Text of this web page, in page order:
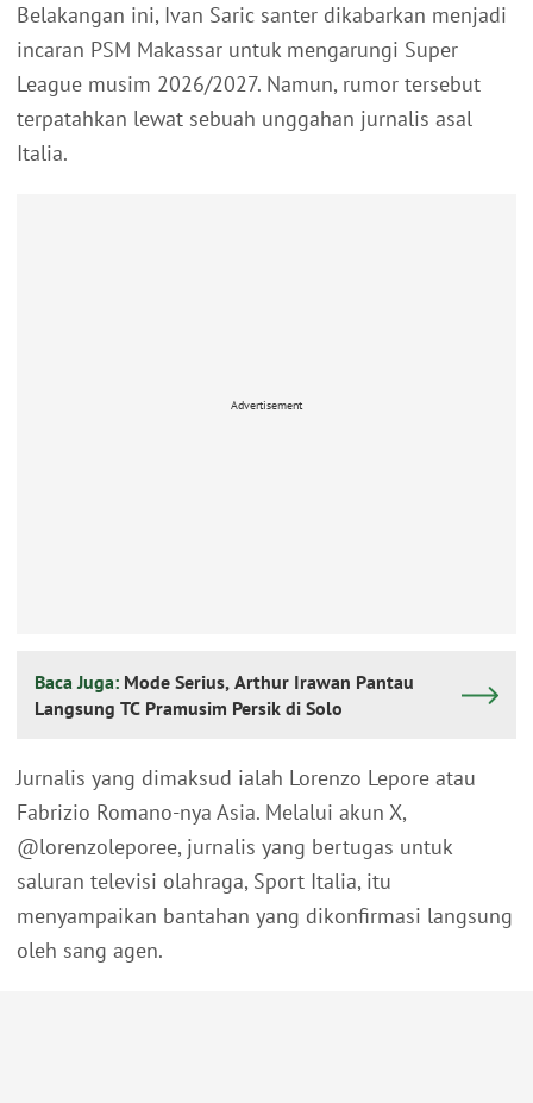
Belakangan ini, Ivan Saric santer dikabarkan menjadi
incaran PSM Makassar untuk mengarungi Super
League musim 2026/2027. Namun, rumor tersebut
terpatahkan lewat sebuah unggahan jurnalis asal
Italia.
Advertisement
Baca Juga: Mode Serius, Arthur Irawan Pantau
Langsung TC Pramusim Persik di Solo
Jurnalis yang dimaksud ialah Lorenzo Lepore atau
Fabrizio Romano-nya Asia. Melalui akun X,
@lorenzoleporee, jurnalis yang bertugas untuk
saluran televisi olahraga, Sport Italia, itu
menyampaikan bantahan yang dikonfirmasi langsung
oleh sang agen.